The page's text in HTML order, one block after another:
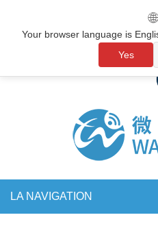
LA NAVIGATION
🌐
Your browser language is
Yes